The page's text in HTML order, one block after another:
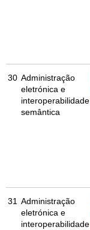
30 Administração
eletrónica e
interoperabilidade
semântica
31 Administração
eletrónica e
interoperabilidade